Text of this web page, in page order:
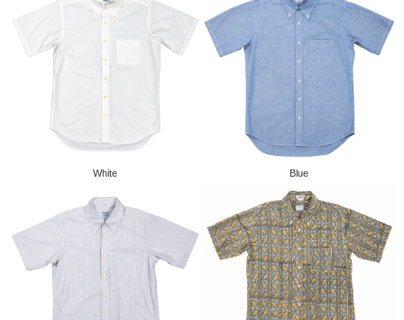
White Blue